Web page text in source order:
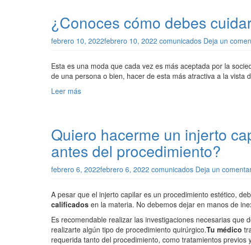
¿Conoces cómo debes
febrero 10, 2022febrero 10, 2022 comunicados Deja un
Esta es una moda que cada vez es más aceptada por la
de una persona o bien, hacer de esta más atractiva a la vista
Leer más
Quiero hacerme un injerto
antes del procedimiento?
febrero 6, 2022febrero 6, 2022 comunicados Deja un
A pesar que el injerto capilar es un procedimiento estético,
calificados en la materia. No debemos dejar en manos de
Es recomendable realizar las investigaciones necesarias que
realizarte algún tipo de procedimiento quirúrgico.Tu médico
requerida tanto del procedimiento, como tratamientos previos